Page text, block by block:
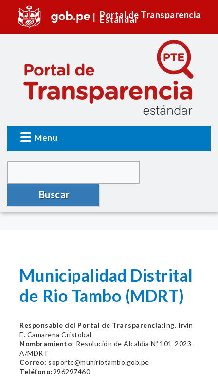
Portal de Transparencia
Estándar
Menu
Buscar
Municipalidad Distrital
de Rio Tambo (MDRT)
Responsable del Portal de Transparencia:Ing. Irvin
E. Camarena Cristobal
Nombramiento: Resolución de Alcaldía Nº 101-2023-
A/MDRT
Correo: soporte@muniriotambo.gob.pe
Teléfono:996297460